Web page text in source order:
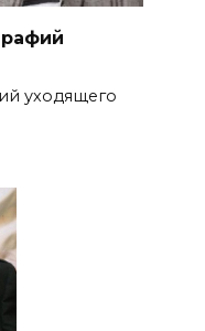
уходящего